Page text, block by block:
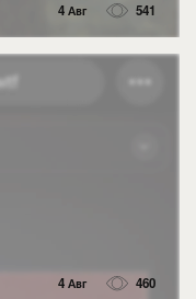
4 Авг 541
4 Авг 460